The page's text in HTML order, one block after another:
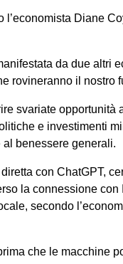
Diane
da due altri
rovineranno il nostro
svariate opportunità
e investimenti
benessere generali.
con ChatGPT,
la connessione con
secondo
che le macchine